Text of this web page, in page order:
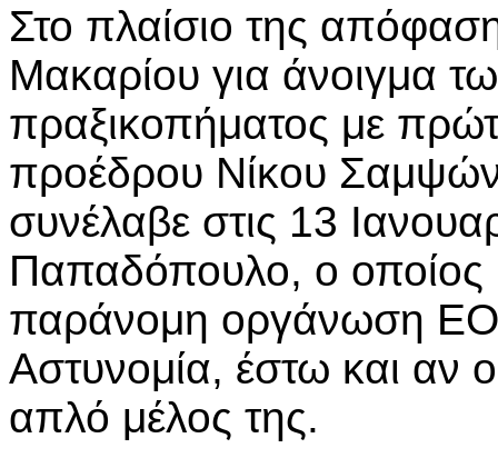
Στο πλαίσιο της
Μακαρίου για άνοιγμα
πραξικοπήματος με
προέδρου Νίκου
συνέλαβε στις 13
Παπαδόπουλο, ο οποίος
παράνομη οργάνωση
Αστυνομία, έστω και αν ο
απλό μέλος της.